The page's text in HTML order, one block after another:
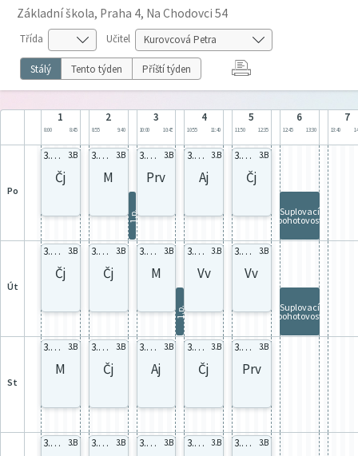
Základní škola, Praha 4, Na Chodovci 54
Třída Učitel
Stálý Tento týden Příští týden
1
8:00 8:45
2
8:55 9:40
3
10:00 10:45
4
10:55 11:40
5
11:50 12:35
6
12:45 13:30
7
13:40
po
3.B celá 3.B
Čj
3.B celá 3.B
M
3.B celá 3.B
Prv
3.B B-K 3.B
Aj
3.B celá 3.B
Čj
1.p. Suplovací
pohotovost
út
3.B celá 3.B
Čj
3.B B-x 3.B
Čj
3.B celá 3.B
M
3.B celá 3.B
Vv
3.B celá 3.B
Vv
1.p. Suplovací
pohotovost
st
3.B celá 3.B
M
3.B B-x 3.B
Čj
3.B B-K 3.B
Aj
3.B celá 3.B
Čj
3.B celá 3.B
Prv
3.B celá 3.B 3.B celá 3.B 3.B celá 3.B 3.B B-K 3.B 3.B celá 3.B